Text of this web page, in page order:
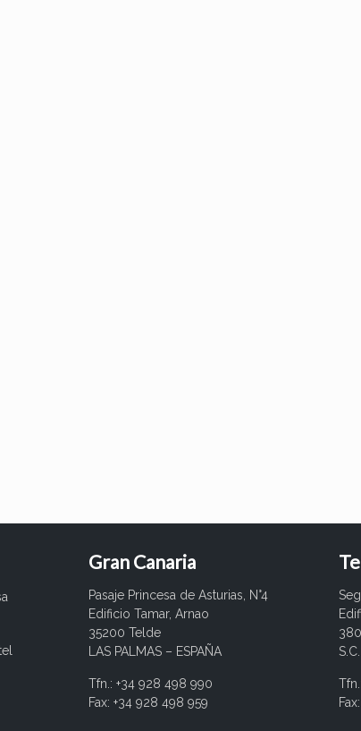
Gran Canaria
Pasaje Princesa de Asturias, N°4
Edificio Tamar, Arnao
35200 Telde
LAS PALMAS – ESPAÑA
Tfn.: +34 928 498 990
Fax: +34 928 498 959